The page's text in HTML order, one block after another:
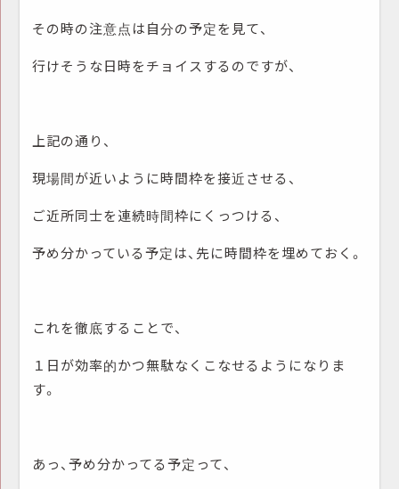
その時の注意点は自分の予定を見て、
行けそうな日時をチョイスするのですが、
上記の通り、
現場間が近いように時間枠を接近させる、
ご近所同士を連続時間枠にくっつける、
予め分かっている予定は、先に時間枠を埋めておく。
これを徹底することで、
１日が効率的かつ無駄なくこなせるようになりま
す。
あっ、予め分かってる予定って、